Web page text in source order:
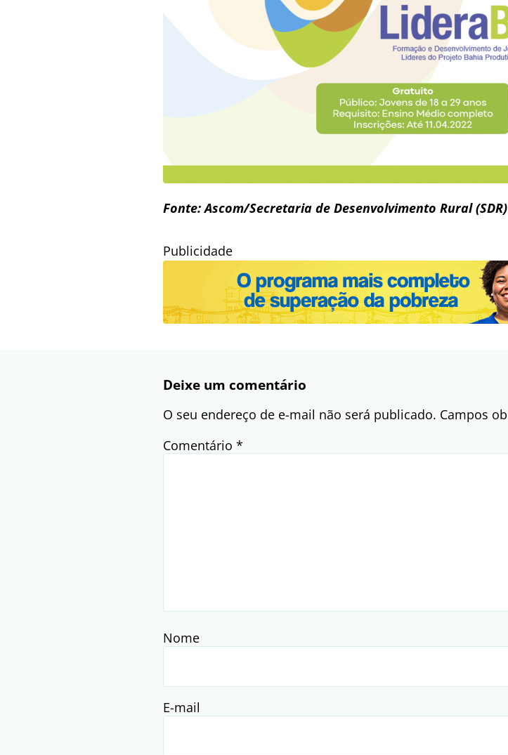
Fonte: Ascom/Secretaria de Desenvolvimento Rural (SDR)
Publicidade
Deixe um comentário
O seu endereço de e-mail não será publicado. Campos
Comentário *
Nome
E-mail